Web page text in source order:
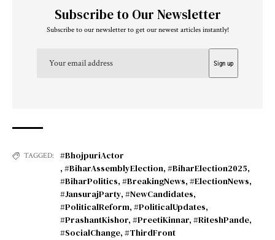
Subscribe to Our Newsletter
Subscribe to our newsletter to get our newest articles instantly!
TAGGED:
#BhojpuriActor
, #BiharAssemblyElection, #BiharElection2025,
#BiharPolitics, #BreakingNews, #ElectionNews,
#JansurajParty, #NewCandidates,
#PoliticalReform, #PoliticalUpdates,
#PrashantKishor, #PreetiKinnar, #RiteshPande,
#SocialChange, #ThirdFront